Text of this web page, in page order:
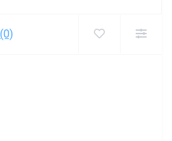
(0)